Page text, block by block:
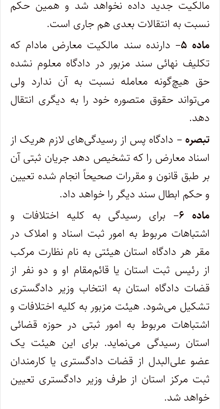
مالکیت جدید داده نخواهد شد و همین حکم
نسبت به انتقالات بعدی هم جاری است.
ماده ۵
– دارنده سند مالکیت معارض مادام که
تکلیف نهائی سند مزبور در دادگاه معلوم نشده
حق هیچ‌گونه معامله نسبت به آن ندارد ولی
می‌تواند حقوق متصوره خود را به دیگری انتقال
دهد.
تبصره – دادگاه پس از رسیدگی‌های لازم هریک از
اسناد معارض را که تشخیص دهد جریان ثبتی آن
بر طبق قانون و مقررات صحیحاً انجام شده تعیین
و حکم ابطال سند دیگر را خواهد داد.
ماده ۶
– برای رسیدگی به کلیه اختلافات و
اشتباهات مربوط به امور ثبت اسناد و املاک در
مقر هر دادگاه استان هیئتی به نام نظارت مرکب
از رئیس ثبت استان یا قائم‌مقام او و دو نفر از
قضات دادگاه استان به انتخاب وزیر دادگستری
تشکیل می‌شود. هیئت مزبور به کلیه اختلافات و
اشتباهات مربوط به امور ثبتی در حوزه قضائی
استان رسیدگی می‌نماید. برای این هیئت یک
عضو علی‌البدل از قضات دادگستری یا کارمندان
ثبت مرکز استان از طرف وزیر دادگستری تعیین
خواهد شد.